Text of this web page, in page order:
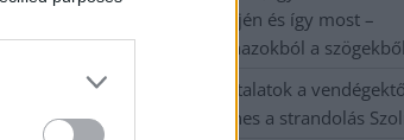
évvel ezelőtti árvíz idején és így most –
fotógyűjtemény ugyanazokból a szögekből
Ilyenek eddig a tapasztalatok a
hőhullám miatt ingyenes a strandolás